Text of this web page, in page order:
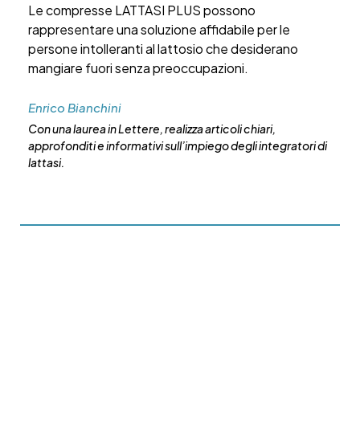
Le compresse LATTASI PLUS possono
rappresentare una soluzione affidabile per le
persone intolleranti al lattosio che desiderano
mangiare fuori senza preoccupazioni.
Enrico Bianchini
Con una laurea in Lettere, realizza articoli chiari,
approfonditi e informativi sull’impiego degli integratori di
lattasi.